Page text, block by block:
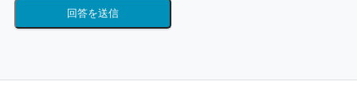
回答を送信